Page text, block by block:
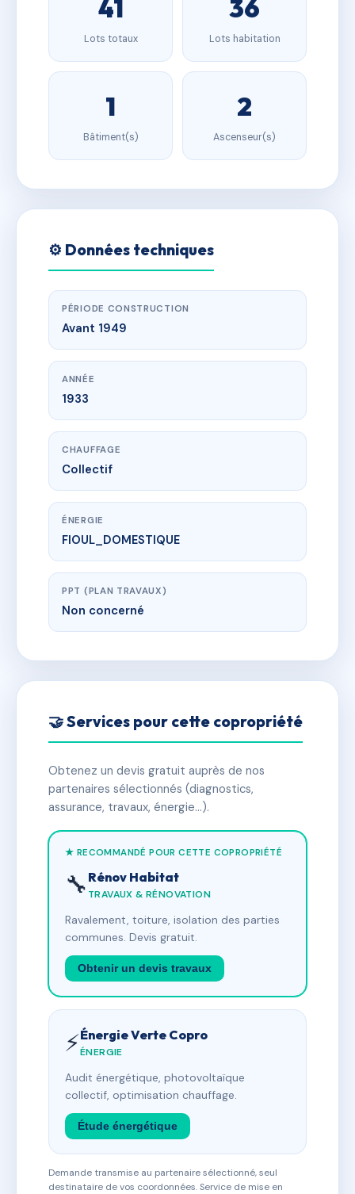
41
Lots totaux
36
Lots habitation
1
Bâtiment(s)
2
Ascenseur(s)
⚙️ Données techniques
PÉRIODE CONSTRUCTION
Avant 1949
ANNÉE
1933
CHAUFFAGE
Collectif
ÉNERGIE
FIOUL_DOMESTIQUE
PPT (PLAN TRAVAUX)
Non concerné
🤝 Services pour cette copropriété
Obtenez un devis gratuit auprès de nos
partenaires sélectionnés (diagnostics,
assurance, travaux, énergie…).
★ RECOMMANDÉ POUR CETTE COPROPRIÉTÉ
🔧 Rénov Habitat
TRAVAUX & RÉNOVATION
Ravalement, toiture, isolation des parties
communes. Devis gratuit.
Obtenir un devis travaux
⚡Énergie Verte Copro
ÉNERGIE
Audit énergétique, photovoltaïque
collectif, optimisation chauffage.
Étude énergétique
Demande transmise au partenaire sélectionné, seul
destinataire de vos coordonnées. Service de mise en